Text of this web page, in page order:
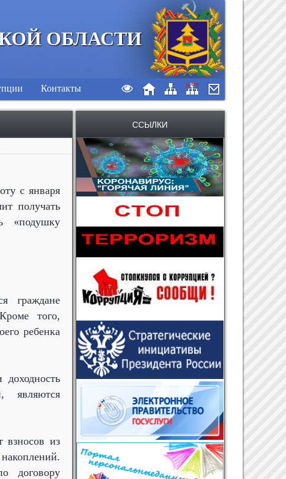
ОБЛАСТИ
Контакты
с января
получать
«подушку
граждане
того,
ребенка
являются
взносов из
договору
ССЫЛКИ